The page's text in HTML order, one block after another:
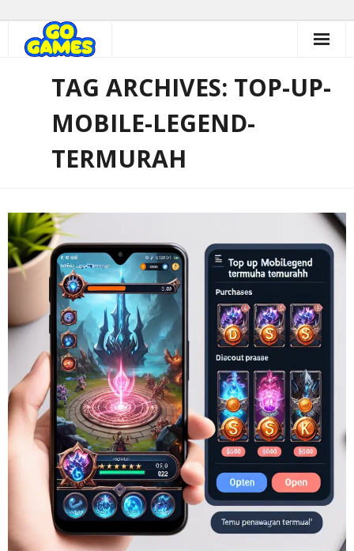
TAG ARCHIVES: TOP-UP-
MOBILE-LEGEND-
TERMURAH